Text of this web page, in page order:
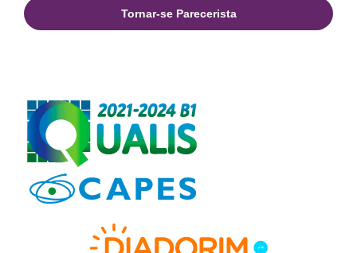
Tornar-se Parecerista